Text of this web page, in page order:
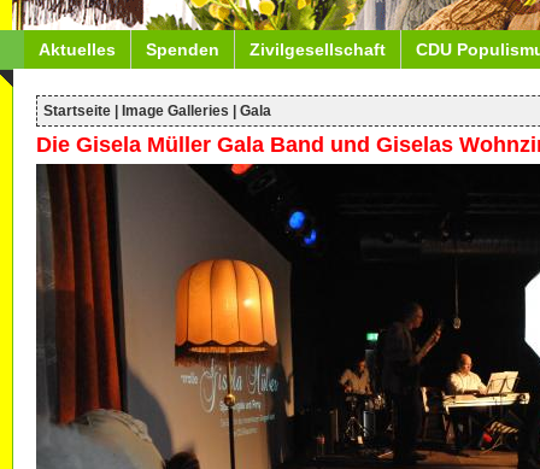
Aktuelles Spenden Zivilgesellschaft CDU
Startseite Image Galleries Gala
Die Gisela Müller Gala Band und Giselas